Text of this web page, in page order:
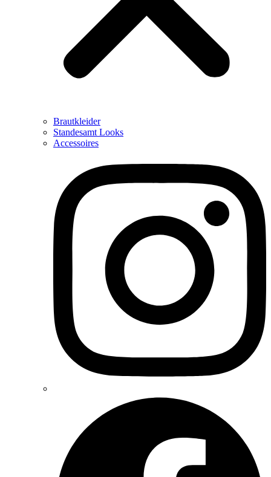
Brautkleider
Standesamt Looks
Accessoires